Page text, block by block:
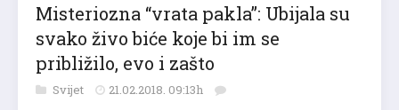
Misteriozna “vrata pakla”: Ubijala su
svako živo biće koje bi im se
približilo, evo i zašto
Svijet 21.02.2018. 09:13h